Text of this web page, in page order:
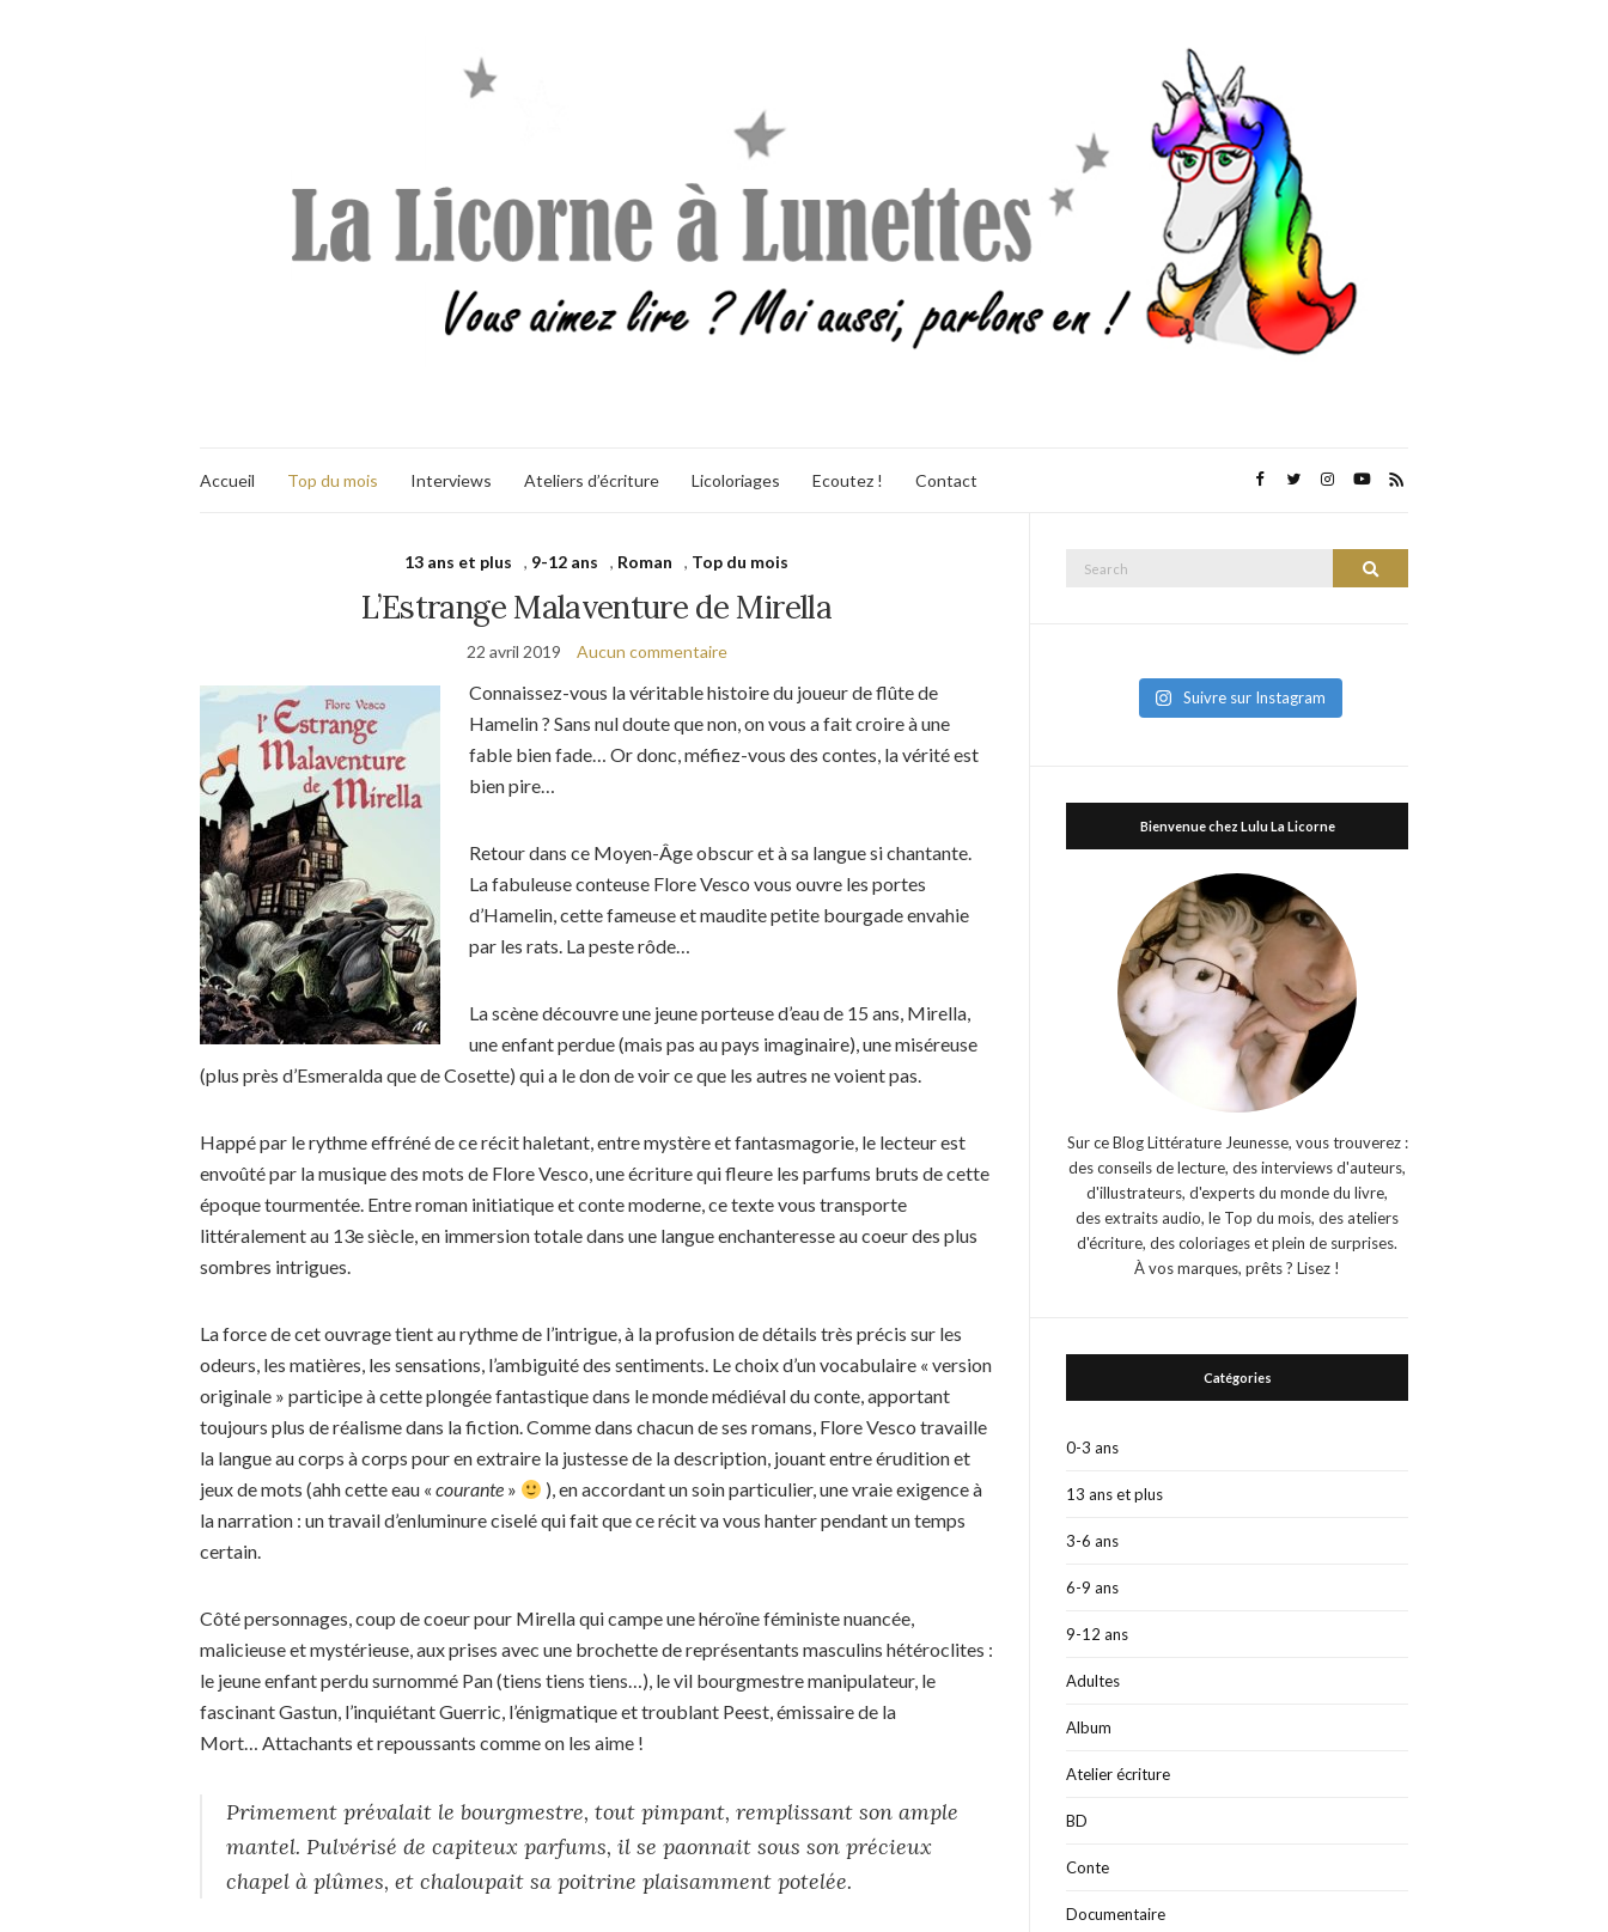
Accueil Top du mois Interviews Ateliers d’écriture Licoloriages Ecoutez ! Contact
13 ans et plus , 9-12 ans , Roman , Top du mois
L’Estrange Malaventure de Mirella
22 avril 2019 Aucun commentaire
Connaissez-vous la véritable histoire du joueur de flûte de
Hamelin ? Sans nul doute que non, on vous a fait croire à une
fable bien fade… Or donc, méfiez-vous des contes, la vérité est
bien pire…
Retour dans ce Moyen-Âge obscur et à sa langue si chantante.
La fabuleuse conteuse Flore Vesco vous ouvre les portes
d’Hamelin, cette fameuse et maudite petite bourgade envahie
par les rats. La peste rôde…
La scène découvre une jeune porteuse d’eau de 15 ans, Mirella,
une enfant perdue (mais pas au pays imaginaire), une miséreuse
(plus près d’Esmeralda que de Cosette) qui a le don de voir ce que les autres ne voient pas.
Happé par le rythme effréné de ce récit haletant, entre mystère et fantasmagorie, le lecteur est
envoûté par la musique des mots de Flore Vesco, une écriture qui fleure les parfums bruts de cette
époque tourmentée. Entre roman initiatique et conte moderne, ce texte vous transporte
littéralement au 13e siècle, en immersion totale dans une langue enchanteresse au coeur des plus
sombres intrigues.
La force de cet ouvrage tient au rythme de l’intrigue, à la profusion de détails très précis sur les
odeurs, les matières, les sensations, l’ambiguité des sentiments. Le choix d’un vocabulaire « version
originale » participe à cette plongée fantastique dans le monde médiéval du conte, apportant
toujours plus de réalisme dans la fiction. Comme dans chacun de ses romans, Flore Vesco travaille
la langue au corps à corps pour en extraire la justesse de la description, jouant entre érudition et
jeux de mots (ahh cette eau « courante »
), en accordant un soin particulier, une vraie exigence à
la narration : un travail d’enluminure ciselé qui fait que ce récit va vous hanter pendant un temps
certain.
Côté personnages, coup de coeur pour Mirella qui campe une héroïne féministe nuancée,
malicieuse et mystérieuse, aux prises avec une brochette de représentants masculins hétéroclites :
le jeune enfant perdu surnommé Pan (tiens tiens tiens…), le vil bourgmestre manipulateur, le
fascinant Gastun, l’inquiétant Guerric, l’énigmatique et troublant Peest, émissaire de la
Mort… Attachants et repoussants comme on les aime !
Primement prévalait le bourgmestre, tout pimpant, remplissant son ample
mantel. Pulvérisé de capiteux parfums, il se paonnait sous son précieux
chapel à plûmes, et chaloupait sa poitrine plaisamment potelée.
Search
Suivre sur Instagram
Bienvenue chez Lulu La Licorne
Sur ce Blog Littérature Jeunesse, vous trouverez :
des conseils de lecture, des interviews d'auteurs,
d'illustrateurs, d'experts du monde du livre,
des extraits audio, le Top du mois, des ateliers
d'écriture, des coloriages et plein de surprises.
À vos marques, prêts ? Lisez !
Catégories
0-3 ans
13 ans et plus
3-6 ans
6-9 ans
9-12 ans
Adultes
Album
Atelier écriture
BD
Conte
Documentaire